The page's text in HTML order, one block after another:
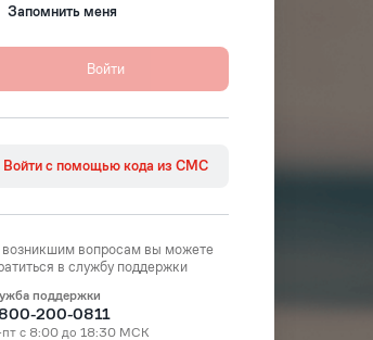
Запомнить меня
Войти с помощью кода из СМС
вопросам вы можете
в службу поддержки
поддержки
200-0811
пт с 8:00 до 18:30 МСК